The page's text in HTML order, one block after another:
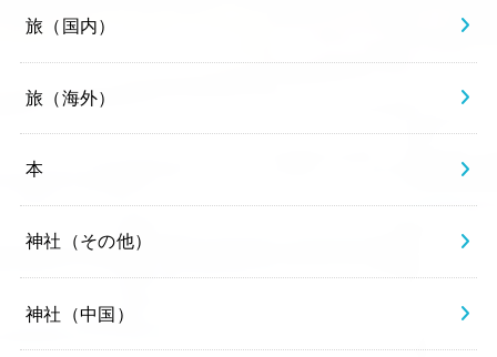
旅（国内）
旅（海外）
本
神社（その他）
神社（中国）